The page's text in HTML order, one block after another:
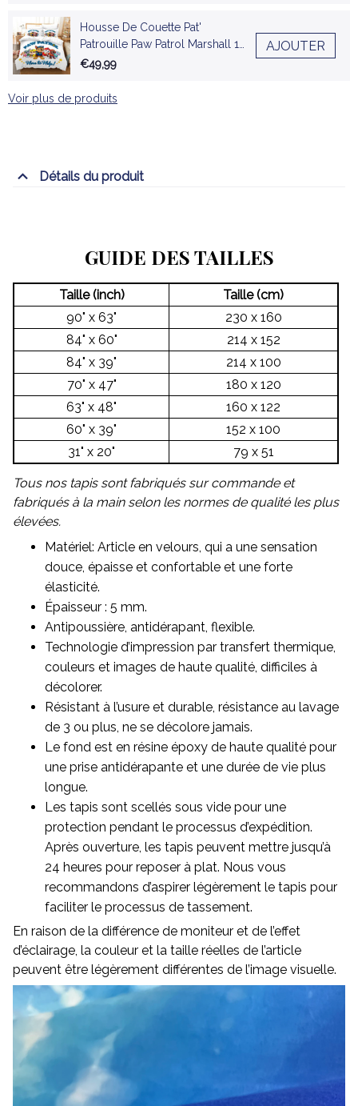
Housse De Couette Pat'
Patrouille Paw Patrol Marshall 12
Parure de lit Ensemble De
€49,99
AJOUTER
Voir plus de produits
Détails du produit
GUIDE DES TAILLES
Taille (inch)
Taille (cm)
90" x 63"
230 x 160
84" x 60"
214 x 152
84" x 39"
214 x 100
70" x 47"
180 x 120
63" x 48"
160 x 122
60" x 39"
152 x 100
31" x 20"
79 x 51
Tous nos tapis sont fabriqués sur commande et
fabriqués à la main selon les normes de qualité les plus
élevées.
Matériel: Article en velours, qui a une sensation
douce, épaisse et confortable et une forte
élasticité.
Épaisseur : 5 mm.
Antipoussière, antidérapant, flexible.
Technologie d’impression par transfert thermique,
couleurs et images de haute qualité, difficiles à
décolorer.
Résistant à l’usure et durable, résistance au lavage
de 3 ou plus, ne se décolore jamais.
Le fond est en résine époxy de haute qualité pour
une prise antidérapante et une durée de vie plus
longue.
Les tapis sont scellés sous vide pour une
protection pendant le processus d’expédition.
Après ouverture, les tapis peuvent mettre jusqu’à
24 heures pour reposer à plat. Nous vous
recommandons d’aspirer légèrement le tapis pour
faciliter le processus de tassement.
En raison de la différence de moniteur et de l’effet
d’éclairage, la couleur et la taille réelles de l’article
peuvent être légèrement différentes de l’image visuelle.